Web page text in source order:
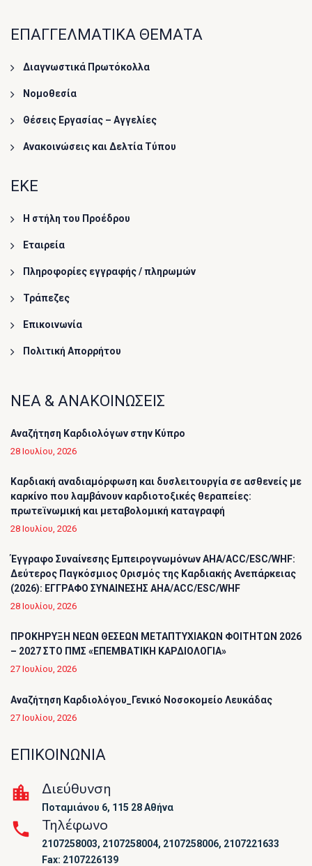
ΕΠΑΓΓΕΛΜΑΤΙΚΑ ΘΕΜΑΤΑ
Διαγνωστικά Πρωτόκολλα
Νομοθεσία
Θέσεις Εργασίας – Αγγελίες
Ανακοινώσεις και Δελτία Τύπου
ΕΚΕ
Η στήλη του Προέδρου
Εταιρεία
Πληροφορίες εγγραφής / πληρωμών
Τράπεζες
Επικοινωνία
Πολιτική Απορρήτου
ΝΕΑ & ΑΝΑΚΟΙΝΩΣΕΙΣ
Αναζήτηση Καρδιολόγων στην Κύπρο
28 Ιουλίου, 2026
Καρδιακή αναδιαμόρφωση και δυσλειτουργία σε ασθενείς με
καρκίνο που λαμβάνουν καρδιοτοξικές θεραπείες:
πρωτεϊνωμική και μεταβολομική καταγραφή
28 Ιουλίου, 2026
Έγγραφο Συναίνεσης Εμπειρογνωμόνων AHA/ACC/ESC/WHF:
Δεύτερος Παγκόσμιος Ορισμός της Καρδιακής Ανεπάρκειας
(2026): ΕΓΓΡΑΦΟ ΣΥΝΑΙΝΕΣΗΣ AHA/ACC/ESC/WHF
28 Ιουλίου, 2026
ΠΡΟΚΗΡΥΞΗ ΝΕΩΝ ΘΕΣΕΩΝ ΜΕΤΑΠΤΥΧΙΑΚΩΝ ΦΟΙΤΗΤΩΝ 2026
– 2027 ΣΤΟ ΠΜΣ «ΕΠΕΜΒΑΤΙΚΗ ΚΑΡΔΙΟΛΟΓΙΑ»
27 Ιουλίου, 2026
Αναζήτηση Καρδιολόγου_Γενικό Νοσοκομείο Λευκάδας
27 Ιουλίου, 2026
ΕΠΙΚΟΙΝΩΝΙΑ
Διεύθυνση
Ποταμιάνου 6, 115 28 Αθήνα
Τηλέφωνο
2107258003, 2107258004, 2107258006, 2107221633
Fax: 2107226139